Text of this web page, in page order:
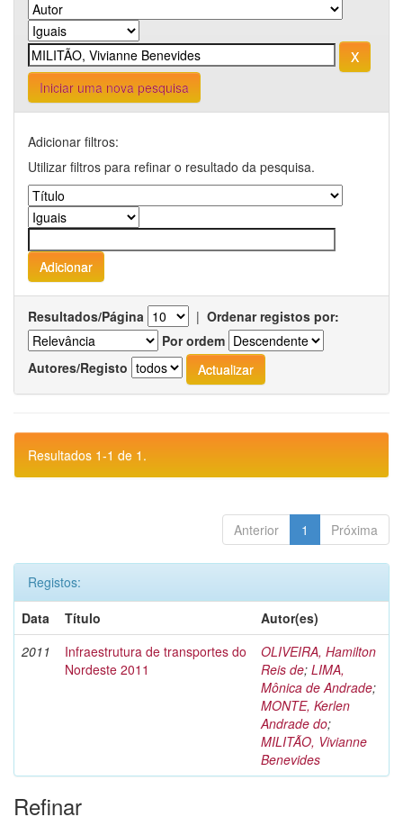
Iniciar uma nova pesquisa
Adicionar filtros:
Utilizar filtros para refinar o resultado da pesquisa.
Resultados/Página | Ordenar registos por:
Por ordem
Autores/Registo
Resultados 1-1 de 1.
Anterior 1 Próxima
Registos:
Data
Título
Autor(es)
2011
Infraestrutura de transportes do
Nordeste 2011
OLIVEIRA, Hamilton
Reis de; LIMA,
Mônica de Andrade;
MONTE, Kerlen
Andrade do;
MILITÃO, Vivianne
Benevides
Refinar